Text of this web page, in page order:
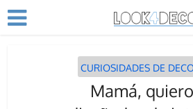
CURIOSIDADES DE
Mamá,